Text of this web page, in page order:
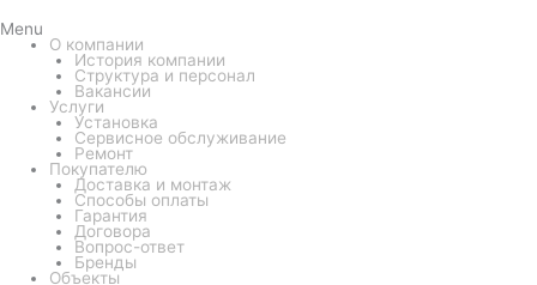
Menu
О компании
История компании
Структура и персонал
Вакансии
Услуги
Установка
Сервисное обслуживание
Ремонт
Покупателю
Доставка и монтаж
Способы оплаты
Гарантия
Договора
Вопрос-ответ
Бренды
Объекты